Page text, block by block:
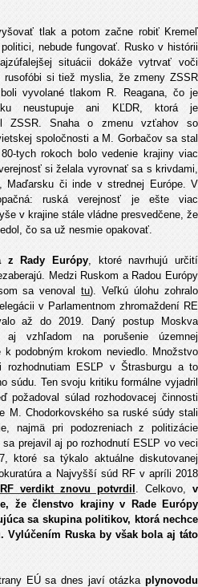
tlak a potom začne robiť Kremeľ
nebude fungovať. Rusko v histórii
situácii dokáže vytrvať voči
rusofóbi si tiež myslia, že zmeny ZSSR
vyvolané tlakom R. Reagana, čo je
neustupuje ani KĽDR, ktorá je
ZSSR. Snaha o zmenu vzťahov so
spoločnosti a M. Gorbačov sa stal
tych rokoch bolo vedenie krajiny viac
si želala vyrovnať sa s krivdami,
Maďarsku či inde v strednej Európe. V
ruská verejnosť je ešte viac
v krajine stále vládne presvedčene, že
čo sa už nesmie opakovať.
z Rady Európy, ktoré navrhujú určití
Medzi Ruskom a Radou Európy
sa venovaltu). Veľkú úlohu zohralo
v Parlamentnom zhromaždení RE
až do 2019. Daný postup Moskva
aj vzhľadom na porušenie územnej
podobným krokom neviedlo. Množstvo
ESĽP v Štrasburgu a to
súdu. Ten svoju kritiku formálne vyjadril
požadoval súlad rozhodovacej činnosti
M. Chodorkovského sa ruské súdy stali
najmä pri podozreniach z politizácie
prejavil aj po rozhodnutí ESĽP vo veci
ktoré sa týkalo aktuálne diskutovanej
a Najvyšší súd RF v apríli 2018
verdikt znovu potvrdil . Celkovo,v
že členstvo krajiny v Rade Európy
sa skupina politikov, ktorá nechce
Vylúčením Ruska by však bola aj táto
EÚ sa dnes javí otázka plynovodu